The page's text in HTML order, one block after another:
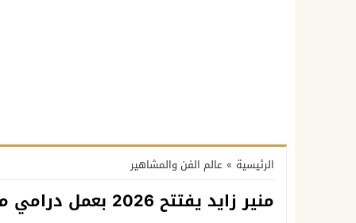
الرئيسية » عالم الفن والمشاهير
منير زايد يفتتح 2026 بعمل درامي مصري مؤثر «بعد سنين»